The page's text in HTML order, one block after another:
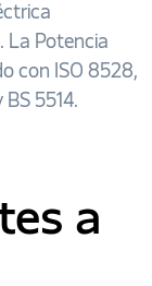
La Potencia
con ISO 8528,
5514.
a